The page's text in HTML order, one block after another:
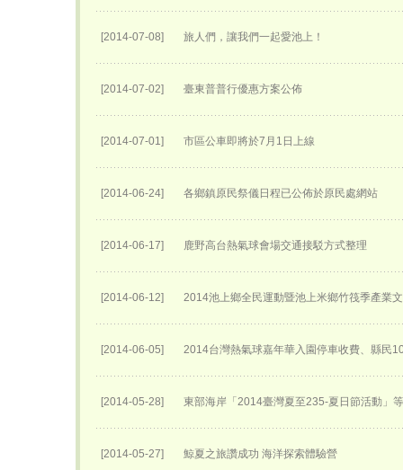
[2014-07-08] 旅人們，讓我們一起愛池上！
[2014-07-02] 臺東普普行優惠方案公佈
[2014-07-01] 市區公車即將於7月1日上線
[2014-06-24] 各鄉鎮原民祭儀日程已公佈於原民處網站
[2014-06-17] 鹿野高台熱氣球會場交通接駁方式整理
[2014-06-12] 2014池上鄉全民運動暨池上米鄉竹筏季產業
[2014-06-05] 2014台灣熱氣球嘉年華入園停車收費、縣民
[2014-05-28] 東部海岸「2014臺灣夏至235-夏日節活動」
[2014-05-27] 鯨夏之旅讚成功 海洋探索體驗營